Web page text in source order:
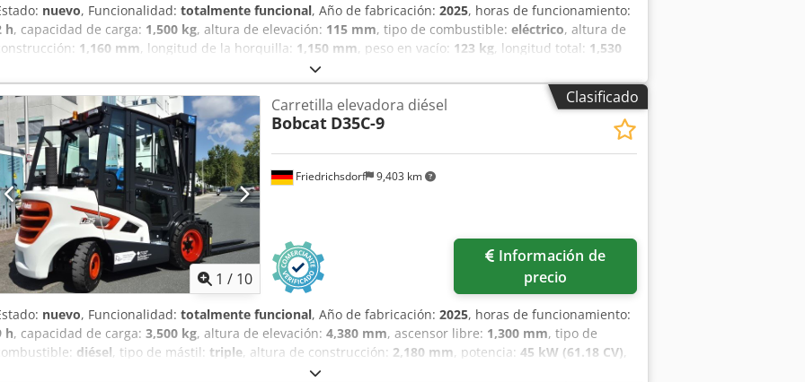
nuevo, Funcionalidad: totalmente funcional, Año de fabricación: 2025, horas de funcionamiento:
h, capacidad de carga: 1,500 kg, altura de elevación: 115 mm, tipo de combustible: eléctrico, altura de
1,160 mm, longitud de la horquilla: 1,150 mm, peso en vacío: 123 kg, longitud total: 1,530
, ancho de construcción:
Centro de gravedad de la carga: 600 Ancho de las horquillas: 160 mm Grosor de las horquillas:
mm Estado: Nuevo Estado técnico: Nuevo Neumáticos delanteros, tipo: Vulkollan Estado de los
delanteros: 80-100% Neumáticos traseros, tipo: Vulkollan Estado de los neumáticos traseros:
80% Voltaje de la batería: 24 V Capacidad de la batería: 20 Ah Tipo de batería: Iones de litio Año de
de la batería: 2024 Estado de la batería: 80-100% Certificado CE Batería de iones de litio, sin
24 V. Cedpfx Aezrildsi Ajha
Clasificado
1 / 10
Friedrichsdorf 9,403 km
Carretilla elevadora diésel
Bobcat D35C-9
precio
nuevo, Funcionalidad: totalmente funcional, Año de fabricación: 2025, horas de funcionamiento:
h, capacidad de carga: 3,500 kg, altura de elevación: 4,380 mm, ascensor libre: 1,300 mm, tipo de
diésel, tipo de mástil: triple, altura de construcción: 2,180 mm, potencia: 45 kW (61.18 CV),
, longitud de la horquilla: